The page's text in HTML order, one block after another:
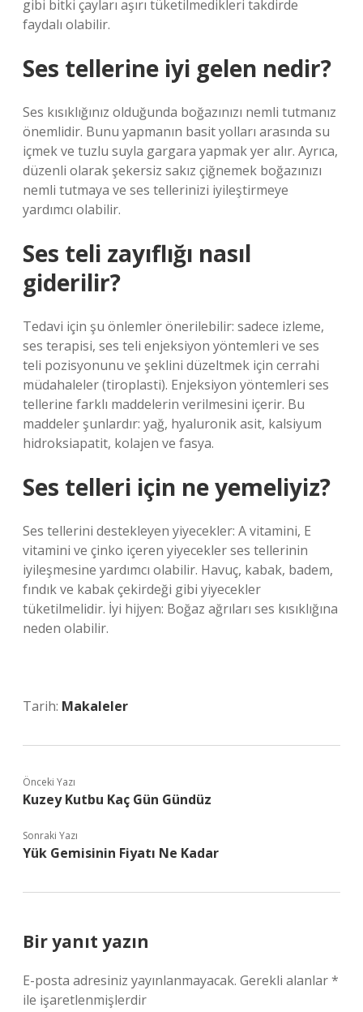
gibi bitki çayları aşırı tüketilmedikleri takdirde
faydalı olabilir.
Ses tellerine iyi gelen nedir?
Ses kısıklığınız olduğunda boğazınızı nemli tutmanız
önemlidir. Bunu yapmanın basit yolları arasında su
içmek ve tuzlu suyla gargara yapmak yer alır. Ayrıca,
düzenli olarak şekersiz sakız çiğnemek boğazınızı
nemli tutmaya ve ses tellerinizi iyileştirmeye
yardımcı olabilir.
Ses teli zayıflığı nasıl
giderilir?
Tedavi için şu önlemler önerilebilir: sadece izleme,
ses terapisi, ses teli enjeksiyon yöntemleri ve ses
teli pozisyonunu ve şeklini düzeltmek için cerrahi
müdahaleler (tiroplasti). Enjeksiyon yöntemleri ses
tellerine farklı maddelerin verilmesini içerir. Bu
maddeler şunlardır: yağ, hyaluronik asit, kalsiyum
hidroksiapatit, kolajen ve fasya.
Ses telleri için ne yemeliyiz?
Ses tellerini destekleyen yiyecekler: A vitamini, E
vitamini ve çinko içeren yiyecekler ses tellerinin
iyileşmesine yardımcı olabilir. Havuç, kabak, badem,
fındık ve kabak çekirdeği gibi yiyecekler
tüketilmelidir. İyi hijyen: Boğaz ağrıları ses kısıklığına
neden olabilir.
Tarih: Makaleler
Önceki Yazı
Kuzey Kutbu Kaç Gün Gündüz
Sonraki Yazı
Yük Gemisinin Fiyatı Ne Kadar
Bir yanıt yazın
E-posta adresiniz yayınlanmayacak. Gerekli alanlar*
ile işaretlenmişlerdir